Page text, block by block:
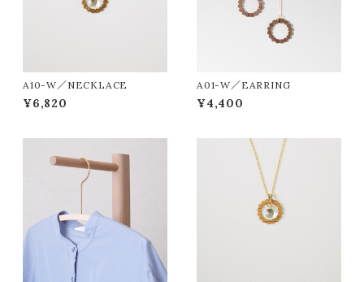
A10-W／NECKLACE
¥6,820
A01-W／EARRING
¥4,400